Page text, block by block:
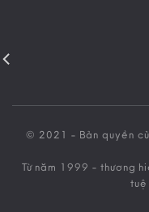
© 2021 - Bản quyền
Từ năm 1999 - thương
tuệ